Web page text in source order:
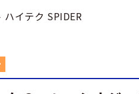
イテク SPIDER